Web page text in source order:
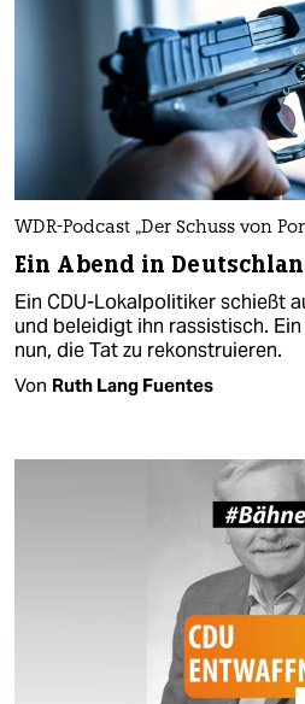
WDR-Podcast „Der Schuss von
Ein Abend in
Ein CDU-Lokalpolitiker schießt
und beleidigt ihn rassistisch.
nun, die Tat zu rekonstruieren.
Von Ruth Lang Fuentes